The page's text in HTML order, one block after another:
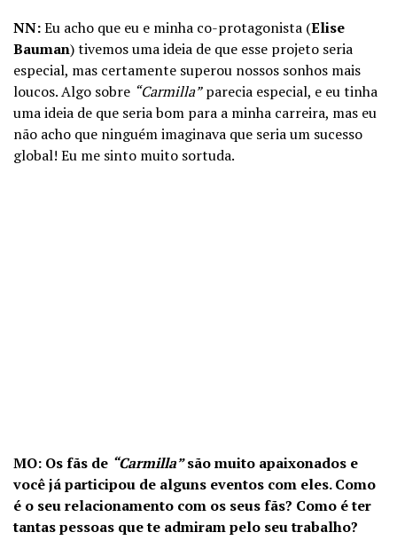
NN:Eu acho que eu e minha co-protagonista (Elise
Bauman) tivemos uma ideia de que esse projeto seria
especial, mas certamente superou nossos sonhos mais
loucos. Algo sobre “Carmilla”parecia especial, e eu tinha
uma ideia de que seria bom para a minha carreira, mas eu
não acho que ninguém imaginava que seria um sucesso
global! Eu me sinto muito sortuda.
MO: Os fãs de “Carmilla”são muito apaixonados e
você já participou de alguns eventos com eles. Como
é o seu relacionamento com os seus fãs? Como é ter
tantas pessoas que te admiram pelo seu trabalho?